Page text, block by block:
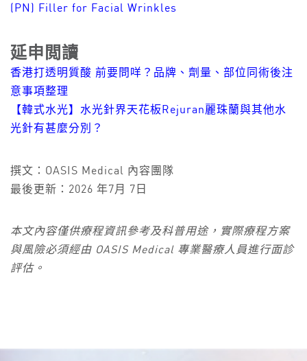
(PN) Filler for Facial Wrinkles
延申閲讀
香港打透明質酸 前要問咩？品牌、劑量、部位同術後注
意事項整理
【韓式水光】水光針界天花板Rejuran麗珠蘭與其他水
光針有甚麼分別？
撰文：OASIS Medical 內容團隊
最後更新：2026 年7月 7日
本文內容僅供療程資訊參考及科普用途，實際療程方案
與風險必須經由 OASIS Medical 專業醫療人員進行面診
評估。